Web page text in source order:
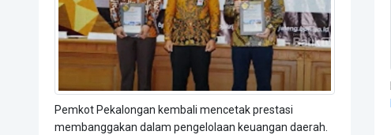
Pemkot Pekalongan kembali mencetak prestasi
membanggakan dalam pengelolaan keuangan daerah.